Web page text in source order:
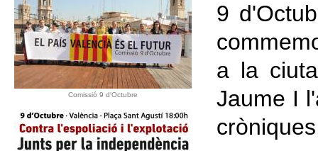
Comissió 9 d'Octubre
9
a la
Jaume I